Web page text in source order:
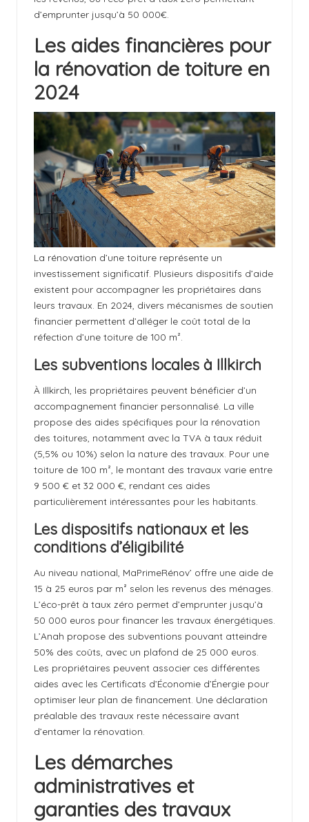
d’emprunter jusqu’à 50 000€.
Les aides financières pour
la rénovation de toiture en
2024
La rénovation d’une toiture représente un
investissement significatif. Plusieurs dispositifs d’aide
existent pour accompagner les propriétaires dans
leurs travaux. En 2024, divers mécanismes de soutien
financier permettent d’alléger le coût total de la
réfection d’une toiture de 100 m².
Les subventions locales à Illkirch
À Illkirch, les propriétaires peuvent bénéficier d’un
accompagnement financier personnalisé. La ville
propose des aides spécifiques pour la rénovation
des toitures, notamment avec la TVA à taux réduit
(5,5% ou 10%) selon la nature des travaux. Pour une
toiture de 100 m², le montant des travaux varie entre
9 500 € et 32 000 €, rendant ces aides
particulièrement intéressantes pour les habitants.
Les dispositifs nationaux et les
conditions d’éligibilité
Au niveau national, MaPrimeRénov’ offre une aide de
15 à 25 euros par m² selon les revenus des ménages.
L’éco-prêt à taux zéro permet d’emprunter jusqu’à
50 000 euros pour financer les travaux énergétiques.
L’Anah propose des subventions pouvant atteindre
50% des coûts, avec un plafond de 25 000 euros.
Les propriétaires peuvent associer ces différentes
aides avec les Certificats d’Économie d’Énergie pour
optimiser leur plan de financement. Une déclaration
préalable des travaux reste nécessaire avant
d’entamer la rénovation.
Les démarches
administratives et
garanties des travaux